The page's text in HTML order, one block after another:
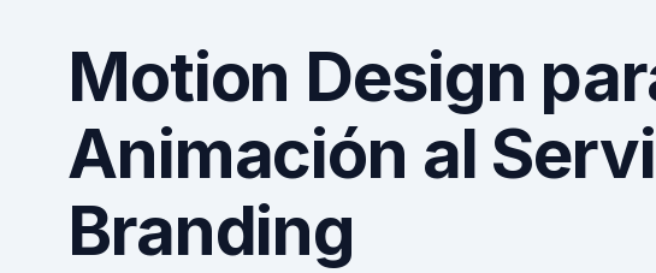
Motion Design
Animación al
Branding